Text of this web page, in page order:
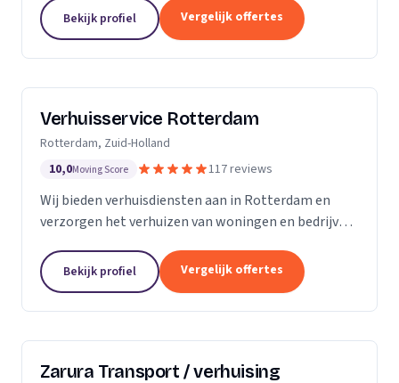
worden naar de nieuwe locatie. En dat 24/7! Want of
u...
Bekijk profiel Vergelijk offertes
Verhuisservice Rotterdam
Rotterdam, Zuid-Holland
10,0Moving Score 117 reviews
Wij bieden verhuisdiensten aan in Rotterdam en
verzorgen het verhuizen van woningen en bedrijven
Bekijk profiel Vergelijk offertes
Zarura Transport / verhuising